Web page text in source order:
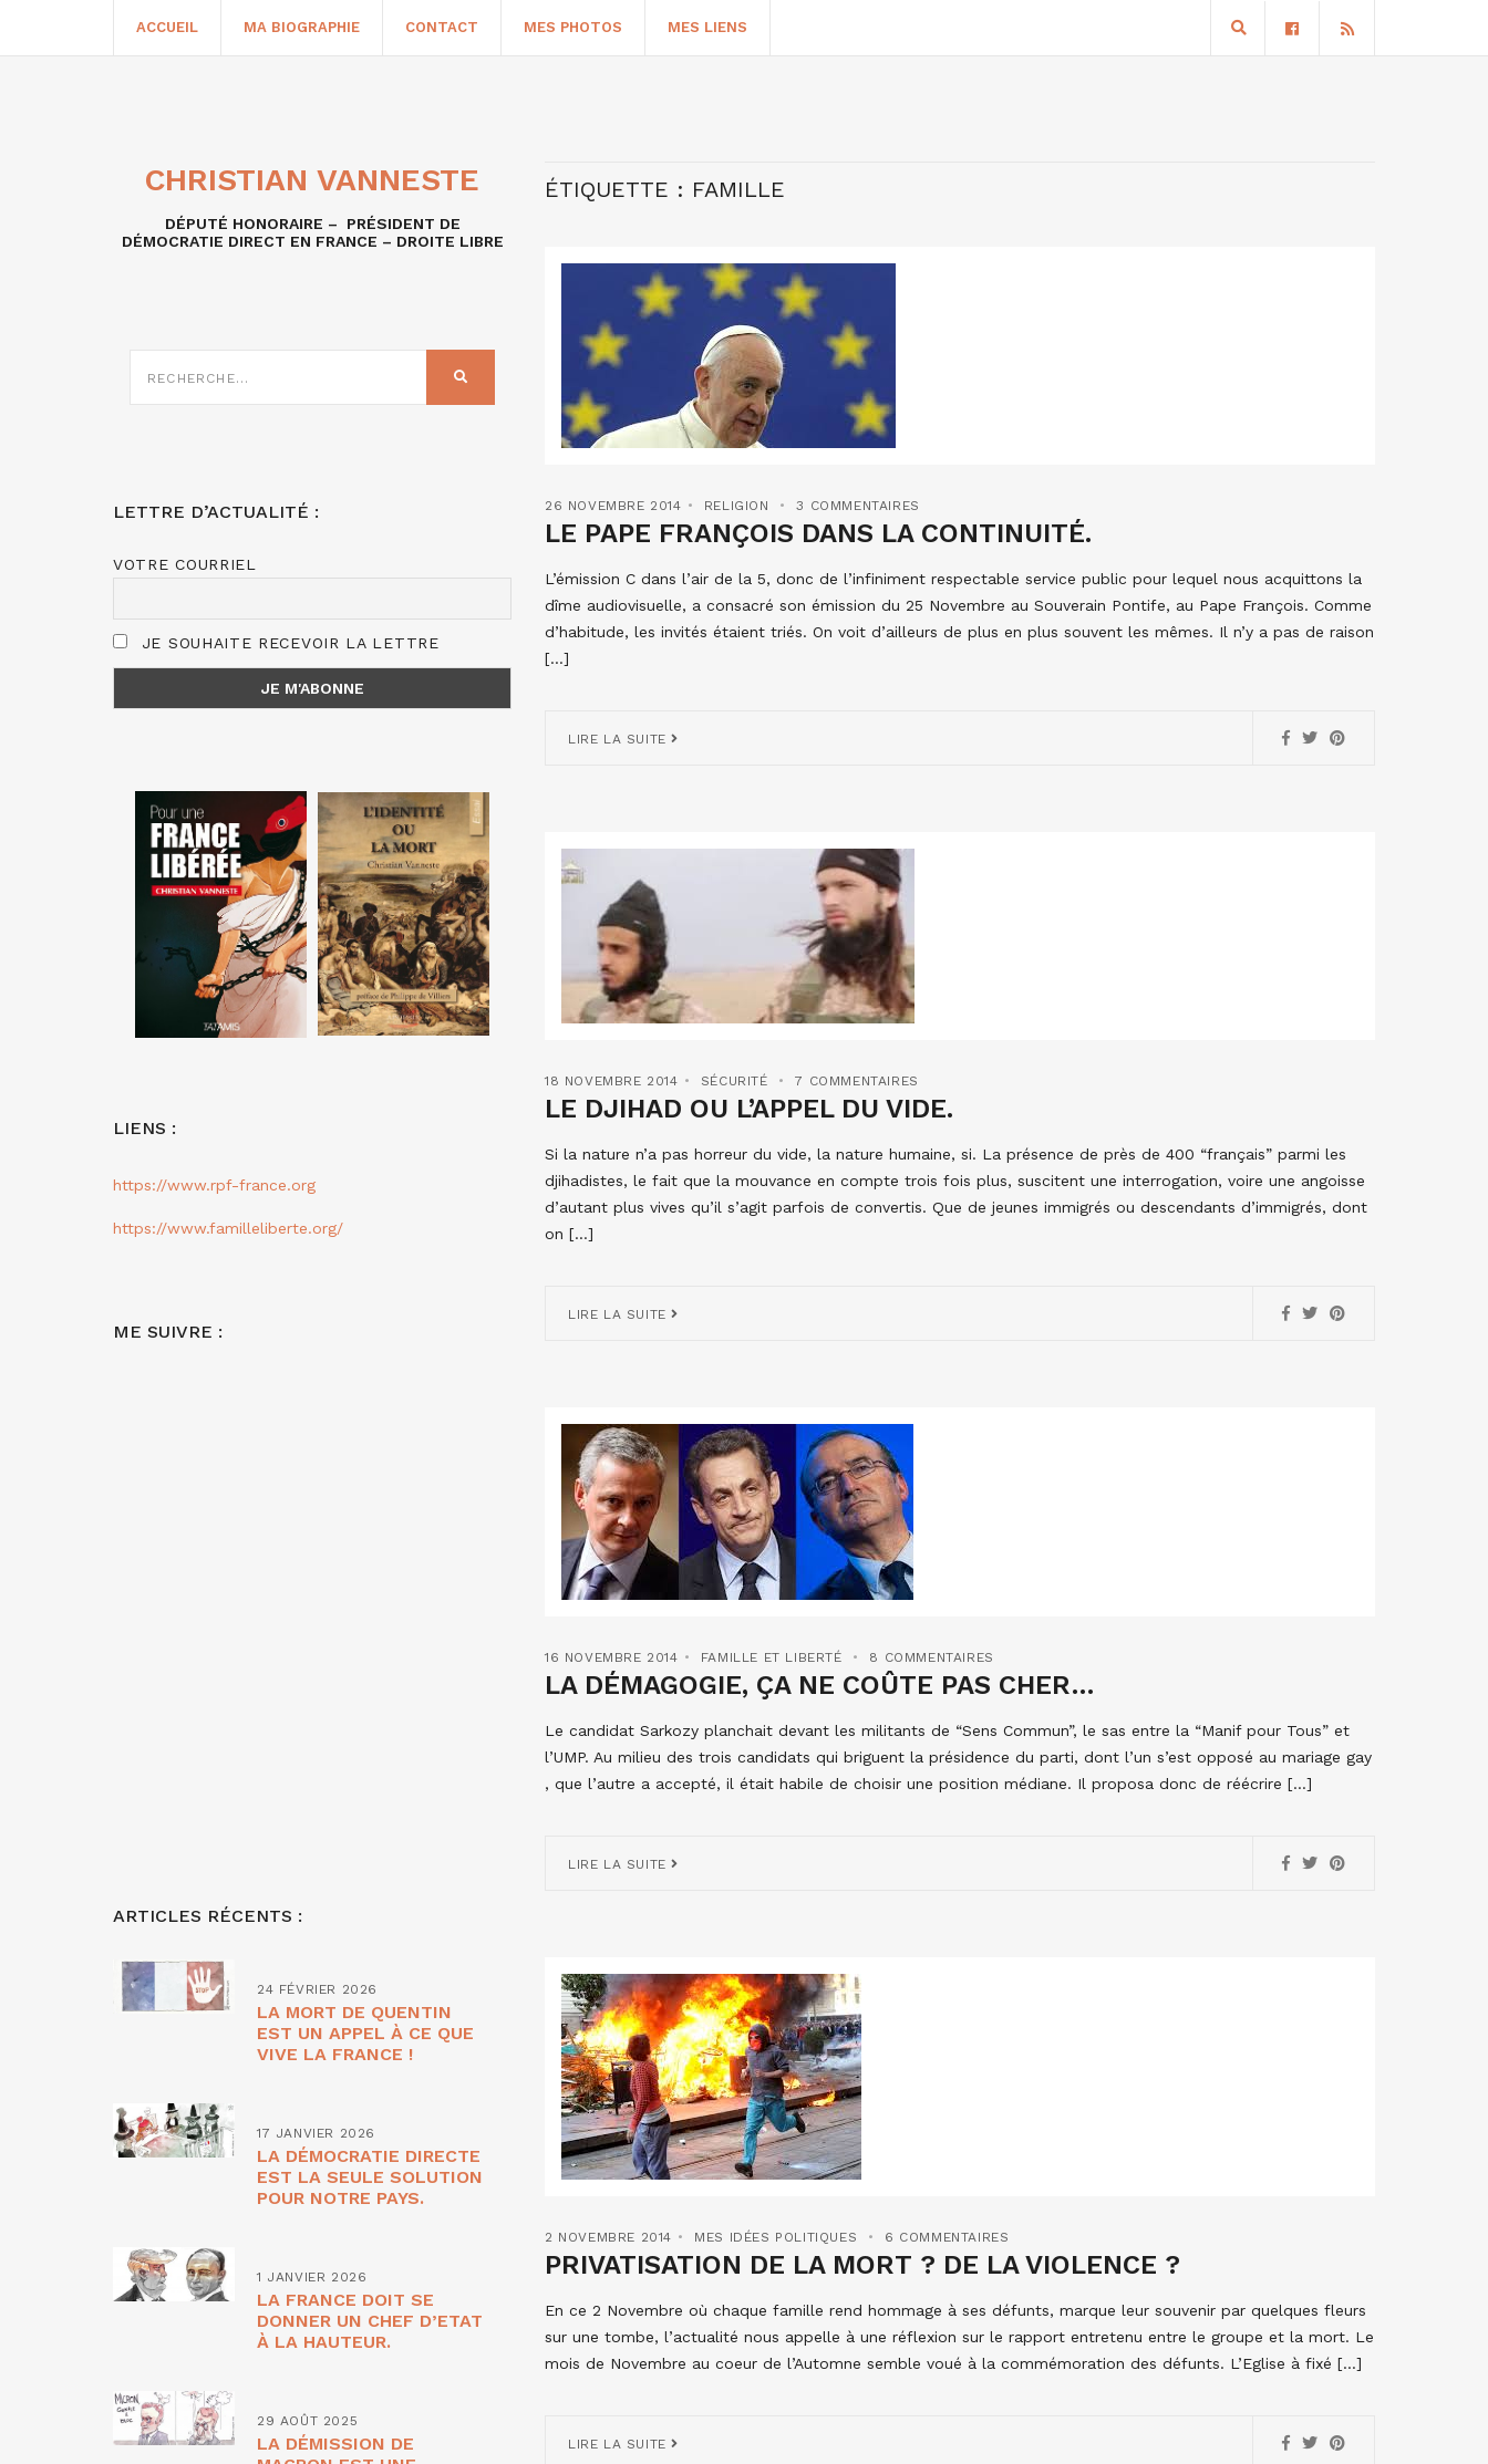
ACCUEIL MA BIOGRAPHIE CONTACT MES PHOTOS MES LIENS
ÉTIQUETTE : FAMILLE
26 NOVEMBRE 2014 RELIGION 3 COMMENTAIRES
LE PAPE FRANÇOIS DANS LA CONTINUITÉ.
L’émission C dans l’air de la 5, donc de l’infiniment respectable service public pour lequel nous acquittons la
dîme audiovisuelle, a consacré son émission du 25 Novembre au Souverain Pontife, au Pape François. Comme
d’habitude, les invités étaient triés. On voit d’ailleurs de plus en plus souvent les mêmes. Il n’y a pas de raison
[…]
LIRE LA SUITE
18 NOVEMBRE 2014 SÉCURITÉ 7 COMMENTAIRES
LE DJIHAD OU L’APPEL DU VIDE.
Si la nature n’a pas horreur du vide, la nature humaine, si. La présence de près de 400 “français” parmi les
djihadistes, le fait que la mouvance en compte trois fois plus, suscitent une interrogation, voire une angoisse
d’autant plus vives qu’il s’agit parfois de convertis. Que de jeunes immigrés ou descendants d’immigrés, dont
on […]
LIRE LA SUITE
16 NOVEMBRE 2014 FAMILLE ET LIBERTÉ 8 COMMENTAIRES
LA DÉMAGOGIE, ÇA NE COÛTE PAS CHER…
Le candidat Sarkozy planchait devant les militants de “Sens Commun”, le sas entre la “Manif pour Tous” et
l’UMP. Au milieu des trois candidats qui briguent la présidence du parti, dont l’un s’est opposé au mariage gay
, que l’autre a accepté, il était habile de choisir une position médiane. Il proposa donc de réécrire […]
LIRE LA SUITE
2 NOVEMBRE 2014 MES IDÉES POLITIQUES 6 COMMENTAIRES
PRIVATISATION DE LA MORT ? DE LA VIOLENCE ?
En ce 2 Novembre où chaque famille rend hommage à ses défunts, marque leur souvenir par quelques fleurs
sur une tombe, l’actualité nous appelle à une réflexion sur le rapport entretenu entre le groupe et la mort. Le
mois de Novembre au coeur de l’Automne semble voué à la commémoration des défunts. L’Eglise à fixé […]
LIRE LA SUITE
CHRISTIAN VANNESTE
DÉPUTÉ HONORAIRE – PRÉSIDENT DE
DÉMOCRATIE DIRECT EN FRANCE – DROITE LIBRE
SUR
LETTRE D’ACTUALITÉ :
VOTRE COURRIEL
JE SOUHAITE RECEVOIR LA LETTRE
LIENS :
https://www.rpf-france.org
https://www.familleliberte.org/
ME SUIVRE :
ARTICLES RÉCENTS :
24 FÉVRIER 2026
LA MORT DE QUENTIN
EST UN APPEL À CE QUE
VIVE LA FRANCE !
17 JANVIER 2026
LA DÉMOCRATIE DIRECTE
EST LA SEULE SOLUTION
POUR NOTRE PAYS.
1 JANVIER 2026
LA FRANCE DOIT SE
DONNER UN CHEF D’ETAT
À LA HAUTEUR.
29 AOÛT 2025
LA DÉMISSION DE